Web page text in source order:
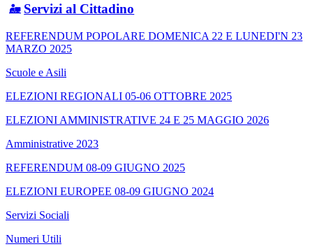
Servizi al Cittadino
REFERENDUM POPOLARE DOMENICA 22 E LUNEDI'N 23
MARZO 2025
Scuole e Asili
ELEZIONI REGIONALI 05-06 OTTOBRE 2025
ELEZIONI AMMINISTRATIVE 24 E 25 MAGGIO 2026
Amministrative 2023
REFERENDUM 08-09 GIUGNO 2025
ELEZIONI EUROPEE 08-09 GIUGNO 2024
Servizi Sociali
Numeri Utili